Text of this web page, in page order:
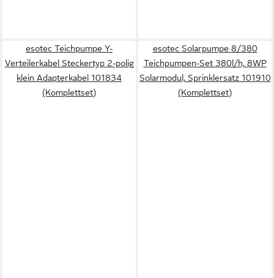
esotec Teichpumpe Y-
Verteilerkabel Steckertyp 2-polig
klein Adapterkabel 101834
(Komplettset)
esotec Solarpumpe 8/380
Teichpumpen-Set 380l/h, 8WP
Solarmodul, Sprinklersatz 101910
(Komplettset)